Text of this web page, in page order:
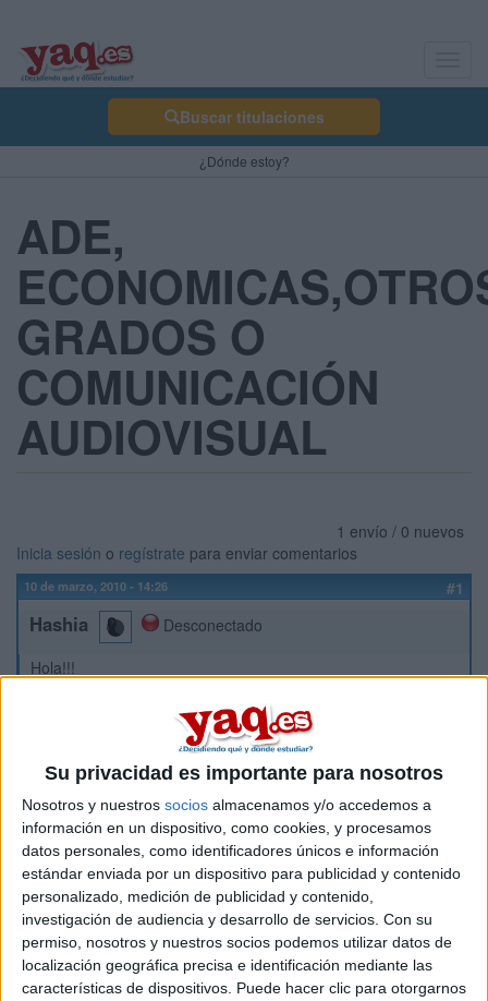
Su privacidad es importante para nosotros
Nosotros y nuestros socios almacenamos y/o accedemos a
información en un dispositivo, como cookies, y procesamos
datos personales, como identificadores únicos e información
estándar enviada por un dispositivo para publicidad y contenido
personalizado, medición de publicidad y contenido,
investigación de audiencia y desarrollo de servicios. Con su
permiso, nosotros y nuestros socios podemos utilizar datos de
localización geográfica precisa e identificación mediante las
características de dispositivos. Puede hacer clic para otorgarnos
Buscar titulaciones
¿Dónde estoy?
ADE,
GRADOS O
COMUNICACIÓN
AUDIOVISUAL
1 envío / 0 nuevos
Inicia sesión o regístrate para enviar comentarios
10 de marzo, 2010 - 14:26 #1
Hashia
Desconectado
Hola!!!
Soy una estudiante de empresariales en bilbao, q termino la
diplomatura en junio y la verdad que tras dar mil vueltas
sobre como seguir mis estudios en los proximos años,la
verdad es que ando un poco perdida...ya que ADE no me
llama la atención y la verdad que desde que empece la
diplomatura siempre he tenido en mente realizar la
licenciatura de comunicación audiovisual ( ya que se podia
acceder al 2ºciclo, cosa que ahoar tampoco tengo muy clara
con esto de bolonia! ¿alguien sabe como se conseguiria
entrar en estos estudios teniendo cursada ya la diplomatura
de empresariales?)..aparte de esto tambien estado mirando
economicas y no me a desagradado del todo ¿Alguien que
curse estos estudios me podria decir que salidas tiene?¿o
hacia donde esta dirigida esta carrera?